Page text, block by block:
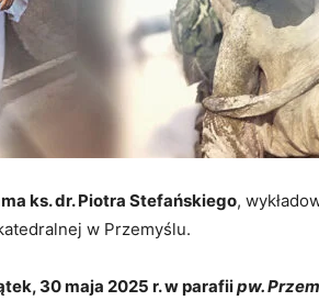
ks. dr. Piotra Stefańskiego,
w Przemyślu.
30 maja 2025 r. w parafiipw.